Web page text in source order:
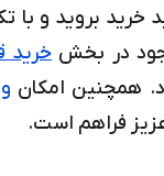
بروید و با
در بخشخرید
همچنین امکان
فراهم است.